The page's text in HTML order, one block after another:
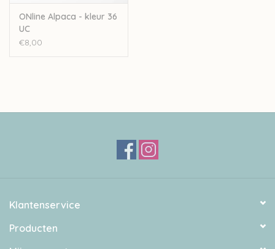
ONline Alpaca - kleur 36
UC
€8,00
Klantenservice
Producten